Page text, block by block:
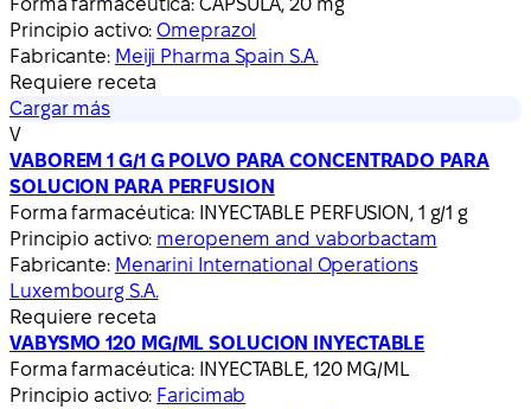
Forma farmacéutica: CAPSULA, 20 mg
Principio activo:Omeprazol
Fabricante: Meiji Pharma Spain S.A.
Requiere receta
Cargar más
V
VABOREM 1 G/1 G POLVO PARA CONCENTRADO PARA
SOLUCION PARA PERFUSION
Forma farmacéutica: INYECTABLE PERFUSION, 1 g/1 g
Principio activo: meropenem and vaborbactam
Fabricante: Menarini International Operations
Luxembourg S.A.
Requiere receta
VABYSMO 120 MG/ML SOLUCION INYECTABLE
Forma farmacéutica: INYECTABLE, 120 MG/ML
Principio activo: Faricimab